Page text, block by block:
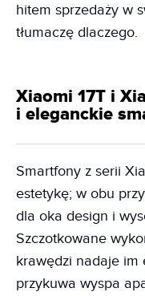
hitem sprzedaży w
tłumaczę dlaczego.
Xiaomi 17T i
i eleganckie
Smartfony z serii
estetykę; w obu
dla oka design i
Szczotkowane
krawędzi nadaje im
przykuwa wyspa